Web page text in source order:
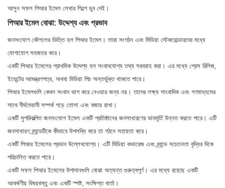
আসুন সফল পিআর ইমেল লেখার শিল্পে ডুব দেই।
পিআর ইমেল বোঝা: উদ্দেশ্য এবং প্রভাব
জনসংযোগ কৌশলের ভিত্তি হল পিআর ইমেল। তারা সংগঠন এবং মিডিয়া স্টেকহোল্ডারদের মধ্যে
যোগাযোগ সহজতর করে।
একটি পিআর ইমেলের প্রাথমিক উদ্দেশ্য হল সংবাদযোগ্য তথ্য সরবরাহ করা। এর মধ্যে প্রেস রিলিজ,
ইভেন্টের আমন্ত্রণপত্র, অথবা মিডিয়া পিচ অন্তর্ভুক্ত থাকতে পারে।
পিআর ইমেলগুলি কেবল সংবাদ ভাগ করে নেওয়ার জন্য নয়। তাদের লক্ষ্য সাংবাদিক এবং গণমাধ্যমের
সাথে দীর্ঘমেয়াদী সম্পর্ক গড়ে তোলা এবং বজায় রাখা।
একটি সুপরিকল্পিত জনসংযোগ ইমেল একটি প্রতিষ্ঠানের জনসাধারণের ভাবমূর্তি উন্নত করতে পারে। এটি
জনসাধারণ ব্র্যান্ডটিকে কীভাবে উপলব্ধি করে তা গঠনে সহায়তা করে।
একটি পিআর ইমেলের প্রভাব উল্লেখযোগ্য। এটি মিডিয়া কভারেজ এবং ব্র্যান্ড সচেতনতা বৃদ্ধির দিকে
পরিচালিত করতে পারে।
একটি সফল পিআর ইমেলের উপাদানগুলি বোঝা অত্যন্ত গুরুত্বপূর্ণ। এর মধ্যে রয়েছে একটি
আকর্ষণীয় বিষয়বস্তু এবং একটি স্পষ্ট, সংক্ষিপ্ত বার্তা।